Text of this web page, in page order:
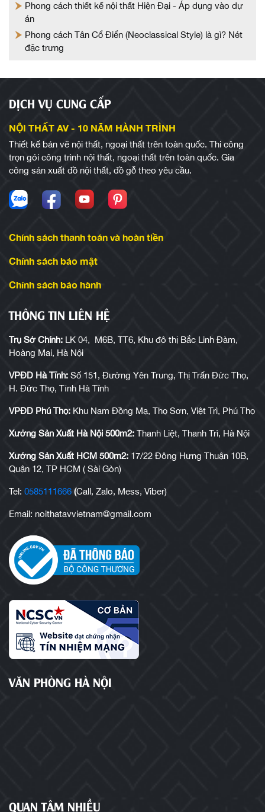
Phong cách thiết kế nội thất Hiện Đại - Áp dụng vào dự
án
Phong cách Tân Cổ Điển (Neoclassical Style) là gì? Nét
đặc trưng
DỊCH VỤ CUNG CẤP
NỘI THẤT AV - 10 NĂM HÀNH TRÌNH
Thiết kế bản vẽ nội thất, ngoại thất trên toàn quốc. Thi công
trọn gói công trình nội thất, ngoại thất trên toàn quốc. Gia
công sản xuất đồ nội thất, đồ gỗ theo yêu cầu.
Chính sách thanh toán và hoàn tiền
Chính sách bảo mật
Chính sách bảo hành
THÔNG TIN LIÊN HỆ
Trụ Sở Chính: LK 04, M6B, TT6, Khu đô thị Bắc Linh Đàm,
Hoàng Mai, Hà Nội
VPĐD Hà Tĩnh: Số 151, Đường Yên Trung, Thị Trấn Đức Thọ,
H. Đức Thọ, Tỉnh Hà Tĩnh
VPĐD Phú Thọ: Khu Nam Đồng Mạ, Thọ Sơn, Việt Trì, Phú Thọ
Xưởng Sản Xuất Hà Nội 500m2: Thanh Liệt, Thanh Trì, Hà Nội
Xưởng Sản Xuất HCM 500m2: 17/22 Đông Hưng Thuận 10B,
Quận 12, TP HCM ( Sài Gòn)
Tel: 0585111666 (Call, Zalo, Mess, Viber)
Email: noithatavvietnam@gmail.com
VĂN PHÒNG HÀ NỘI
QUAN TÂM NHIỀU